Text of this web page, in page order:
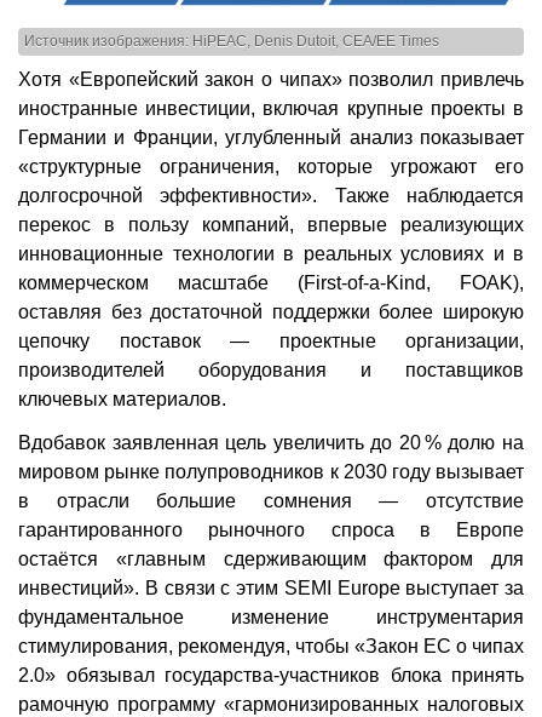
Источник изображения: HiPEAC, Denis Dutoit, CEA/EE Times
Хотя «Европейский закон о чипах» позволил привлечь
иностранные инвестиции, включая крупные проекты в
Германии и Франции, углубленный анализ показывает
«структурные ограничения, которые угрожают его
долгосрочной эффективности». Также наблюдается
перекос в пользу компаний, впервые реализующих
инновационные технологии в реальных условиях и в
коммерческом масштабе (First-of-a-Kind, FOAK),
оставляя без достаточной поддержки более широкую
цепочку поставок — проектные организации,
производителей оборудования и поставщиков
ключевых материалов.
Вдобавок заявленная цель увеличить до 20 % долю на
мировом рынке полупроводников к 2030 году вызывает
в отрасли большие сомнения — отсутствие
гарантированного рыночного спроса в Европе
остаётся «главным сдерживающим фактором для
инвестиций». В связи с этим SEMI Europe выступает за
фундаментальное изменение инструментария
стимулирования, рекомендуя, чтобы «Закон ЕС о чипах
2.0» обязывал государства-участников блока принять
рамочную программу «гармонизированных налоговых